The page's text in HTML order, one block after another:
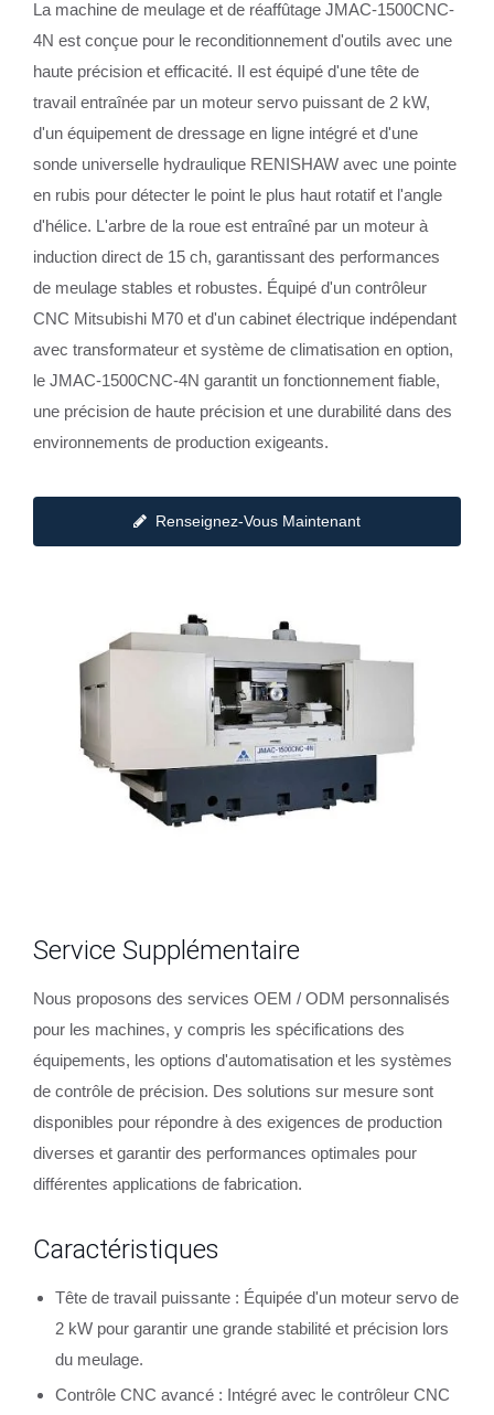
La machine de meulage et de réaffûtage JMAC-1500CNC-
4N est conçue pour le reconditionnement d'outils avec une
haute précision et efficacité. Il est équipé d'une tête de
travail entraînée par un moteur servo puissant de 2 kW,
d'un équipement de dressage en ligne intégré et d'une
sonde universelle hydraulique RENISHAW avec une pointe
en rubis pour détecter le point le plus haut rotatif et l'angle
d'hélice. L'arbre de la roue est entraîné par un moteur à
induction direct de 15 ch, garantissant des performances
de meulage stables et robustes. Équipé d'un contrôleur
CNC Mitsubishi M70 et d'un cabinet électrique indépendant
avec transformateur et système de climatisation en option,
le JMAC-1500CNC-4N garantit un fonctionnement fiable,
une précision de haute précision et une durabilité dans des
environnements de production exigeants.
Renseignez-Vous Maintenant
Service Supplémentaire
Nous proposons des services OEM / ODM personnalisés
pour les machines, y compris les spécifications des
équipements, les options d'automatisation et les systèmes
de contrôle de précision. Des solutions sur mesure sont
disponibles pour répondre à des exigences de production
diverses et garantir des performances optimales pour
différentes applications de fabrication.
Caractéristiques
Tête de travail puissante : Équipée d'un moteur servo de
2 kW pour garantir une grande stabilité et précision lors
du meulage.
Contrôle CNC avancé : Intégré avec le contrôleur CNC